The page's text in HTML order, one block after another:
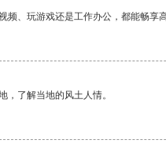
、玩游戏还是工作办公，都能畅
了解当地的风土人情。